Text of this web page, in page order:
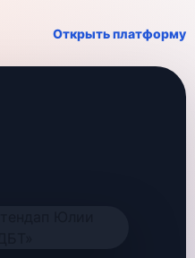
Открыть платформу